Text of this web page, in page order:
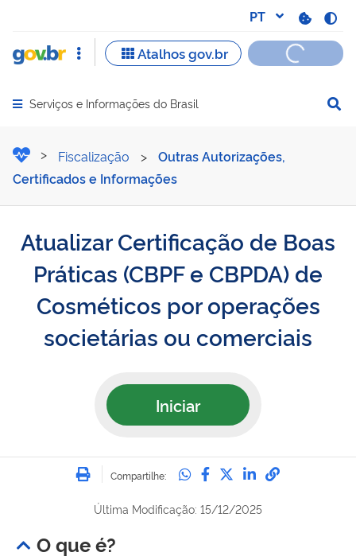
Abrir menu principal de navegação
Serviços e Informações do Brasil
Atualizar Certificação de
Fiscalização >
Outras Autorizações,
Certificados e Informações
Atualizar Certificação de Boas
Práticas (CBPF e CBPDA) de
Cosméticos por operações
societárias ou comerciais
Iniciar
Imprimir
Compartilhe: Compartilhe no
Compartilhe no
Compartilhe no
Compartilhe
Última Modificação: 15/12/2025
O que é?